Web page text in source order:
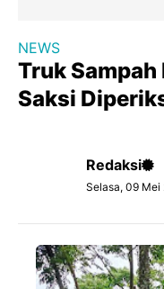
NEWS
Truk Sampah
Saksi
Redaksi
Selasa, 09 Mei